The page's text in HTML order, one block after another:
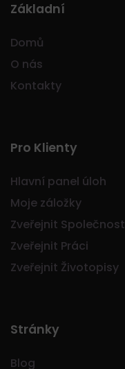
Základní
Domů
O nás
Kontakty
Pro Klienty
Hlavní panel úloh
Moje záložky
Zveřejnit Společnost
Zveřejnit Práci
Zveřejnit Životopisy
Stránky
Blog